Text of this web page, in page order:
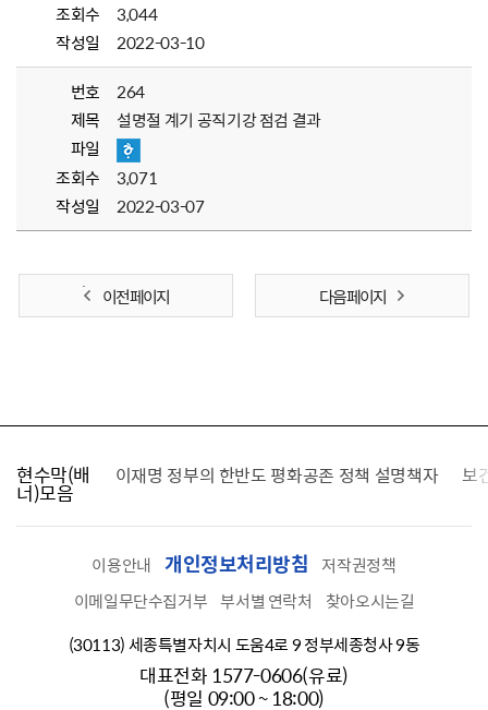
조회수
3,044
작성일
2022-03-10
번호
264
제목
설명절 계기 공직기강 점검 결과
파일
조회수
3,071
작성일
2022-03-07
이전 페이지 다음 페이지
현수막(배
너)모음
찾습니다 이재명 정부의 한반도 평화공존 정책 설명책자 보
이용안내 개인정보처리방침
저작권정책
이메일무단수집거부 부서별 연락처
찾아오시는길
(30113) 세종특별자치시 도움4로 9 정부세종청사 9동
대표전화 1577-0606(유료)
(평일 09:00 ~ 18:00)